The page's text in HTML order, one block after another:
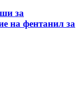
за
на фентанил за